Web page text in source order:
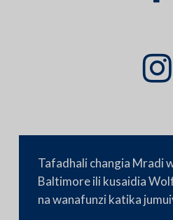
Tafadhali changia Mradi
Baltimore ili kusaidia
na wanafunzi katika